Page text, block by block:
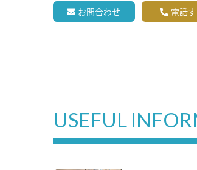
お問合わせ 電話
USEFUL